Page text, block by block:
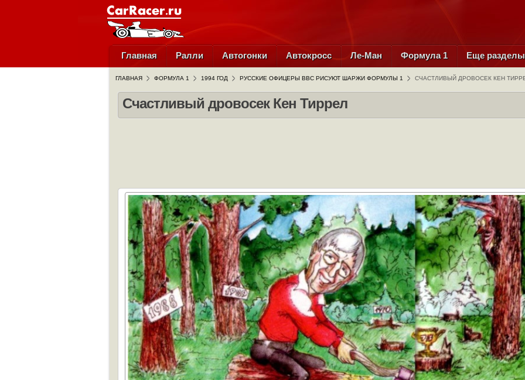
Главная Ралли Автогонки Автокросс Ле-Ман Формула 1 Еще
ГЛАВНАЯ ФОРМУЛА 1 1994 ГОД РУССКИЕ ОФИЦЕРЫ ВВС РИСУЮТ ШАРЖИ ФОРМУЛЫ 1 СЧАСТЛИВЫЙ ДРОВОСЕК КЕН
Счастливый дровосек Кен Тиррел